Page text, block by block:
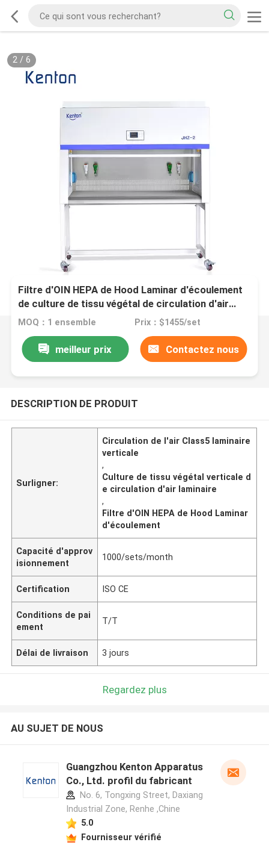
2/ 6
Filtre d'OIN HEPA de Hood Laminar d'écoulement
de culture de tissu végétal de circulation d'air
laminaire de verticale de la classe 5
MOQ：1 ensemble Prix：$1455/set
meilleur prix Contactez nous
DESCRIPTION DE PRODUIT
Surligner:
Circulation de l'air Class5 laminaire
verticale
,
Culture de tissu végétal verticale d
e circulation d'air laminaire
,
Filtre d'OIN HEPA de Hood Laminar
d'écoulement
Capacité d'approv
isionnement
1000/sets/month
Certification ISO CE
Conditions de pai
ement
T/T
Délai de livraison 3 jours
Regardez plus
AU SUJET DE NOUS
Guangzhou Kenton Apparatus
Co., Ltd. profil du fabricant
No. 6, Tongxing Street, Daxiang
Industrial Zone, Renhe ,Chine
5.0
Fournisseur vérifié